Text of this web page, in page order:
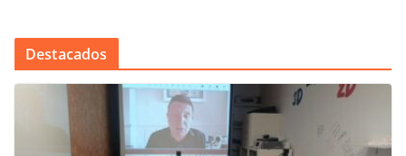
Destacados